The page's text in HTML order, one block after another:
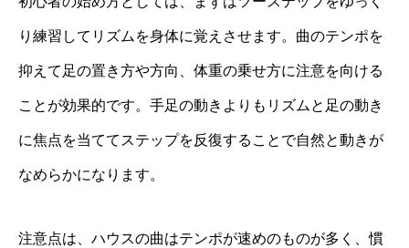
り練習してリズムを身体に覚えさせます。曲のテンポを
抑えて足の置き方や方向、体重の乗せ方に注意を向ける
ことが効果的です。手足の動きよりもリズムと足の動き
に焦点を当ててステップを反復することで自然と動きが
なめらかになります。
注意点は、ハウスの曲はテンポが速めのものが多く、慣